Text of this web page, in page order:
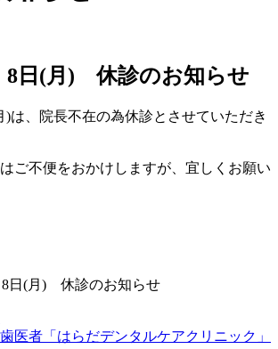
8日(月) 休診のお知らせ
)は、院長不在の為休診とさせていただき
ご不便をおかけしますが、宜しくお願い
8日(月) 休診のお知らせ